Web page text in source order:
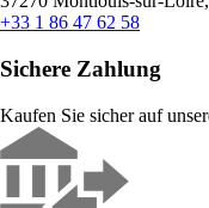
+33 1 86 47 62 58
Sichere Zahlung
Kaufen Sie sicher auf